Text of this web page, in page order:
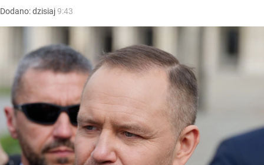
Dodano:dzisiaj9:43